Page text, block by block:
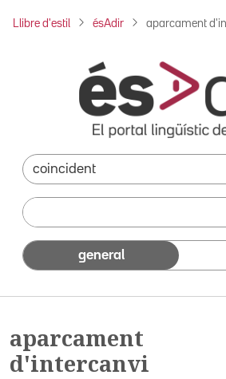
Llibre d'estil ésAdir aparcament
general
aparcament
d'intercanvi